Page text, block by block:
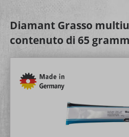
Diamant Grasso
contenuto di 65